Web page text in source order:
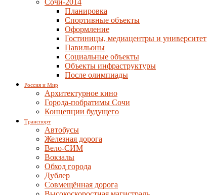
Сочи-2014
Планировка
Спортивные объекты
Оформление
Гостиницы, медиацентры и университет
Павильоны
Социальные объекты
Объекты инфраструктуры
После олимпиады
Россия и Мир
Архитектурное кино
Города-побратимы Сочи
Концепции будущего
Транспорт
Автобусы
Железная дорога
Вело-СИМ
Вокзалы
Обход города
Дублер
Совмещённая дорога